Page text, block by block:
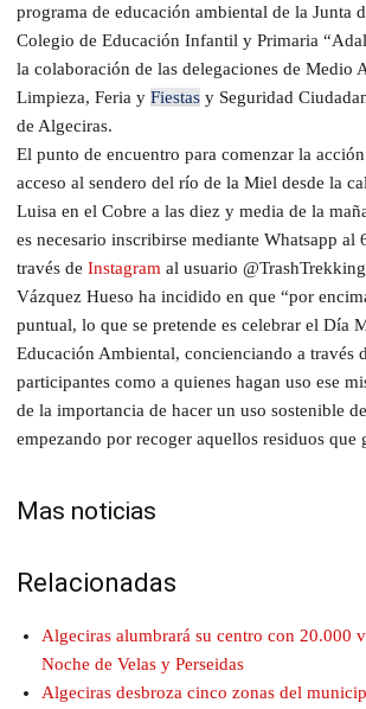
programa de educación ambiental de la Junta
Colegio de Educación Infantil y Primaria
la colaboración de las delegaciones de Medio
Limpieza, Feria y Fiestas y Seguridad
de Algeciras.
El punto de encuentro para comenzar la
acceso al sendero del río de la Miel desde la
Luisa en el Cobre a las diez y media de la
es necesario inscribirse mediante Whatsapp al
través de Instagram al usuario
Vázquez Hueso ha incidido en que “por
puntual, lo que se pretende es celebrar el Día
Educación Ambiental, concienciando a través
participantes como a quienes hagan uso ese
de la importancia de hacer un uso sostenible
empezando por recoger aquellos residuos que
Mas noticias
Relacionadas
Algeciras alumbrará su centro con 20.000
Noche de Velas y Perseidas
Algeciras desbroza cinco zonas del